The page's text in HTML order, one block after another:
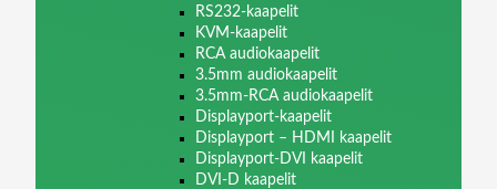
RS232-kaapelit
KVM-kaapelit
RCA audiokaapelit
3.5mm audiokaapelit
3.5mm-RCA audiokaapelit
Displayport-kaapelit
Displayport – HDMI kaapelit
Displayport-DVI kaapelit
DVI-D kaapelit